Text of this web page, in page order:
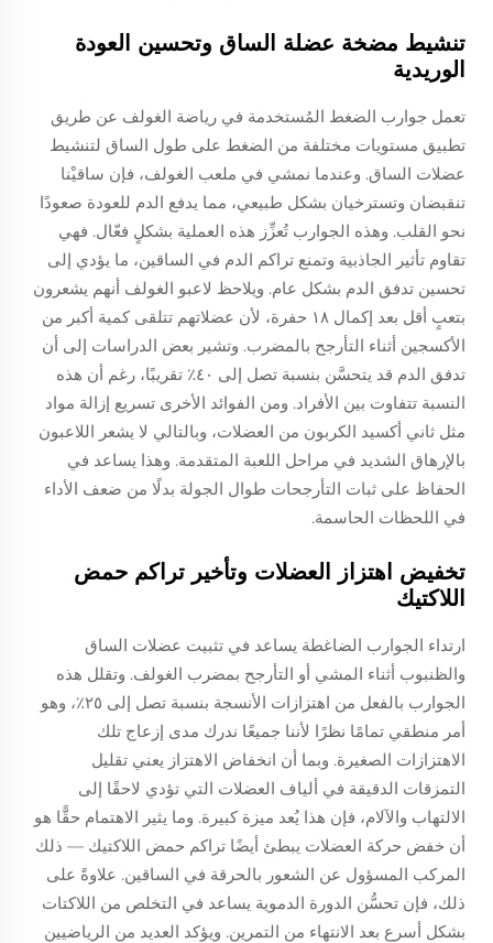
تنشيط مضخة عضلة الساق وتحسين العودة
الوريدية
تعمل جوارب الضغط المُستخدمة في رياضة الغولف عن طريق
تطبيق مستويات مختلفة من الضغط على طول الساق لتنشيط
عضلات الساق. وعندما نمشي في ملعب الغولف، فإن ساقيْنا
تنقبضان وتسترخيان بشكل طبيعي، مما يدفع الدم للعودة صعودًا
نحو القلب. وهذه الجوارب تُعزِّز هذه العملية بشكلٍ فعّال. فهي
تقاوم تأثير الجاذبية وتمنع تراكم الدم في الساقين، ما يؤدي إلى
تحسين تدفق الدم بشكل عام. ويلاحظ لاعبو الغولف أنهم يشعرون
بتعبٍ أقل بعد إكمال ١٨ حفرة، لأن عضلاتهم تتلقى كمية أكبر من
الأكسجين أثناء التأرجح بالمضرب. وتشير بعض الدراسات إلى أن
تدفق الدم قد يتحسَّن بنسبة تصل إلى ٤٠٪ تقريبًا، رغم أن هذه
النسبة تتفاوت بين الأفراد. ومن الفوائد الأخرى تسريع إزالة مواد
مثل ثاني أكسيد الكربون من العضلات، وبالتالي لا يشعر اللاعبون
بالإرهاق الشديد في مراحل اللعبة المتقدمة. وهذا يساعد في
الحفاظ على ثبات التأرجحات طوال الجولة بدلًا من ضعف الأداء
في اللحظات الحاسمة.
تخفيض اهتزاز العضلات وتأخير تراكم حمض
اللاكتيك
ارتداء الجوارب الضاغطة يساعد في تثبيت عضلات الساق
والظنبوب أثناء المشي أو التأرجح بمضرب الغولف. وتقلل هذه
الجوارب بالفعل من اهتزازات الأنسجة بنسبة تصل إلى ٢٥٪، وهو
أمر منطقي تمامًا نظرًا لأننا جميعًا ندرك مدى إزعاج تلك
الاهتزازات الصغيرة. وبما أن انخفاض الاهتزاز يعني تقليل
التمزقات الدقيقة في ألياف العضلات التي تؤدي لاحقًا إلى
الالتهاب والآلام، فإن هذا يُعد ميزة كبيرة. وما يثير الاهتمام حقًّا هو
أن خفض حركة العضلات يبطئ أيضًا تراكم حمض اللاكتيك — ذلك
المركب المسؤول عن الشعور بالحرقة في الساقين. علاوةً على
ذلك، فإن تحسُّن الدورة الدموية يساعد في التخلص من اللاكتات
بشكل أسرع بعد الانتهاء من التمرين. ويؤكد العديد من الرياضيين